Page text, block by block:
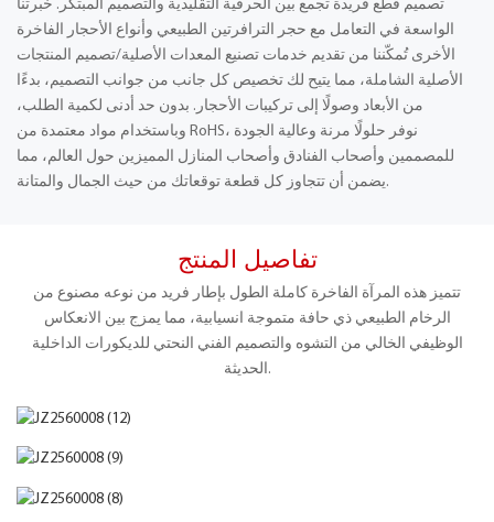
تصميم قطع فريدة تجمع بين الحرفية التقليدية والتصميم المبتكر. خبرتنا
الواسعة في التعامل مع حجر الترافرتين الطبيعي وأنواع الأحجار الفاخرة
الأخرى تُمكّننا من تقديم خدمات تصنيع المعدات الأصلية/تصميم المنتجات
الأصلية الشاملة، مما يتيح لك تخصيص كل جانب من جوانب التصميم، بدءًا
من الأبعاد وصولًا إلى تركيبات الأحجار. بدون حد أدنى لكمية الطلب،
وباستخدام مواد معتمدة من RoHS، نوفر حلولًا مرنة وعالية الجودة
للمصممين وأصحاب الفنادق وأصحاب المنازل المميزين حول العالم، مما
يضمن أن تتجاوز كل قطعة توقعاتك من حيث الجمال والمتانة.
تفاصيل المنتج
تتميز هذه المرآة الفاخرة كاملة الطول بإطار فريد من نوعه مصنوع من
الرخام الطبيعي ذي حافة متموجة انسيابية، مما يمزج بين الانعكاس
الوظيفي الخالي من التشوه والتصميم الفني النحتي للديكورات الداخلية
الحديثة.